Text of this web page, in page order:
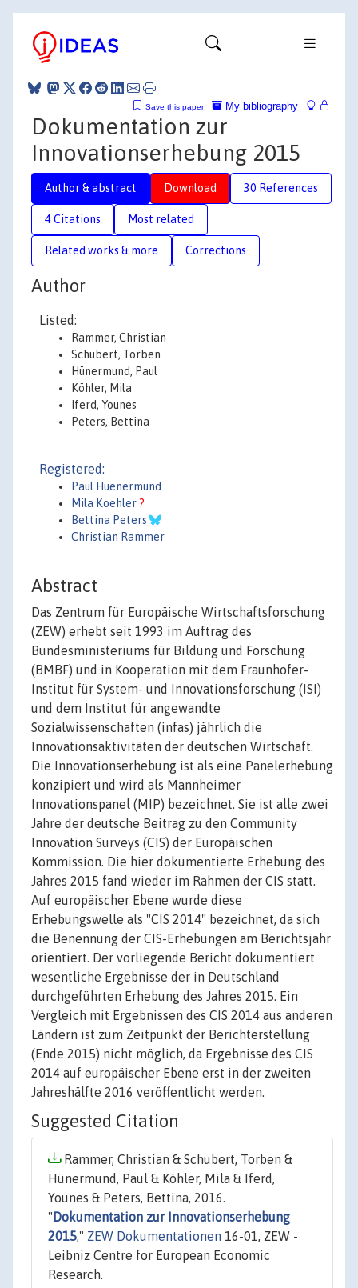
My bibliography
Save this paper
Dokumentation zur
Innovationserhebung 2015
Author & abstract Download 30 References
4 Citations Most related
Related works & more Corrections
Author
Listed:
Rammer, Christian
Schubert, Torben
Hünermund, Paul
Köhler, Mila
Iferd, Younes
Peters, Bettina
Registered:
Paul Huenermund
Mila Koehler ?
Bettina Peters
Christian Rammer
Abstract
Das Zentrum für Europäische Wirtschaftsforschung
(ZEW) erhebt seit 1993 im Auftrag des
Bundesministeriums für Bildung und Forschung
(BMBF) und in Kooperation mit dem Fraunhofer-
Institut für System- und Innovationsforschung (ISI)
und dem Institut für angewandte
Sozialwissenschaften (infas) jährlich die
Innovationsaktivitäten der deutschen Wirtschaft.
Die Innovationserhebung ist als eine Panelerhebung
konzipiert und wird als Mannheimer
Innovationspanel (MIP) bezeichnet. Sie ist alle zwei
Jahre der deutsche Beitrag zu den Community
Innovation Surveys (CIS) der Europäischen
Kommission. Die hier dokumentierte Erhebung des
Jahres 2015 fand wieder im Rahmen der CIS statt.
Auf europäischer Ebene wurde diese
Erhebungswelle als "CIS 2014" bezeichnet, da sich
die Benennung der CIS-Erhebungen am Berichtsjahr
orientiert. Der vorliegende Bericht dokumentiert
wesentliche Ergebnisse der in Deutschland
durchgeführten Erhebung des Jahres 2015. Ein
Vergleich mit Ergebnissen des CIS 2014 aus anderen
Ländern ist zum Zeitpunkt der Berichterstellung
(Ende 2015) nicht möglich, da Ergebnisse des CIS
2014 auf europäischer Ebene erst in der zweiten
Jahreshälfte 2016 veröffentlicht werden.
Suggested Citation
Rammer, Christian & Schubert, Torben &
Hünermund, Paul & Köhler, Mila & Iferd,
Younes & Peters, Bettina, 2016.
" Dokumentation zur Innovationserhebung
2015," ZEW Dokumentationen 16-01, ZEW -
Leibniz Centre for European Economic
Research.